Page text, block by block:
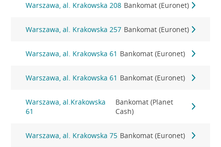
Warszawa, al. Krakowska 208 Bankomat (Euronet)
Warszawa, al. Krakowska 257 Bankomat (Euronet)
Warszawa, al. Krakowska 61 Bankomat (Euronet)
Warszawa, al. Krakowska 61 Bankomat (Euronet)
Warszawa, al.Krakowska
61
Bankomat (Planet
Cash)
Warszawa, al. Krakowska 75 Bankomat (Euronet)